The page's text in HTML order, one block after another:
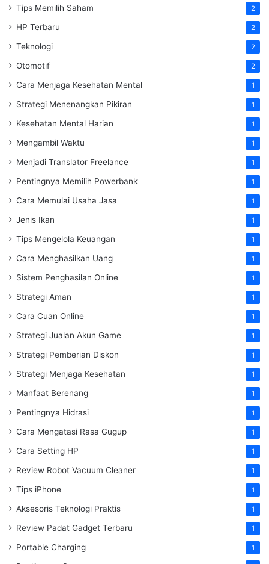
Tips Memilih Saham 2
HP Terbaru 2
Teknologi 2
Otomotif 2
Cara Menjaga Kesehatan Mental 1
Strategi Menenangkan Pikiran 1
Kesehatan Mental Harian 1
Mengambil Waktu 1
Menjadi Translator Freelance 1
Pentingnya Memilih Powerbank 1
Cara Memulai Usaha Jasa 1
Jenis Ikan 1
Tips Mengelola Keuangan 1
Cara Menghasilkan Uang 1
Sistem Penghasilan Online 1
Strategi Aman 1
Cara Cuan Online 1
Strategi Jualan Akun Game 1
Strategi Pemberian Diskon 1
Strategi Menjaga Kesehatan 1
Manfaat Berenang 1
Pentingnya Hidrasi 1
Cara Mengatasi Rasa Gugup 1
Cara Setting HP 1
Review Robot Vacuum Cleaner 1
Tips iPhone 1
Aksesoris Teknologi Praktis 1
Review Padat Gadget Terbaru 1
Portable Charging 1